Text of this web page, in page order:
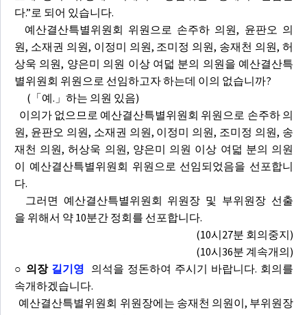
다.”로 되어 있습니다.
예산결산특별위원회 위원으로 손주하 의원, 윤판오 의
원, 소재권 의원, 이정미 의원, 조미정 의원, 송재천 의원, 허
상욱 의원, 양은미 의원 이상 여덟 분의 의원을 예산결산특
별위원회 위원으로 선임하고자 하는데 이의 없습니까?
(「예.」하는 의원 있음)
이의가 없으므로 예산결산특별위원회 위원으로 손주하 의
원, 윤판오 의원, 소재권 의원, 이정미 의원, 조미정 의원, 송
재천 의원, 허상욱 의원, 양은미 의원 이상 여덟 분의 의원
이 예산결산특별위원회 위원으로 선임되었음을 선포합니
다.
그러면 예산결산특별위원회 위원장 및 부위원장 선출
을 위해서 약 10분간 정회를 선포합니다.
(10시27분 회의중지)
(10시36분 계속개의)
○ 의장 길기영 의석을 정돈하여 주시기 바랍니다. 회의를
속개하겠습니다.
예산결산특별위원회 위원장에는 송재천 의원이, 부위원장